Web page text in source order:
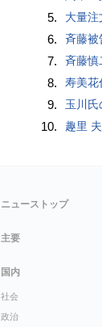
5. 大量
6. 斉藤
7. 斉藤慎
8. 寿美花
9. 玉川氏
10. 趣里
ニューストップ
主要
国内
社会
政治